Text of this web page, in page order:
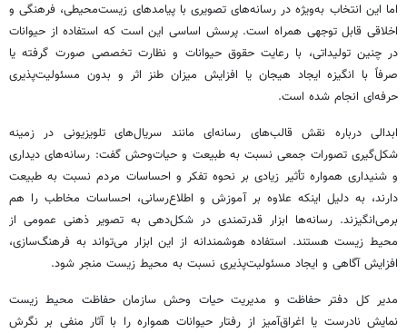
اما این انتخاب به‌ویژه در رسانه‌های تصویری با پیامدهای زیست‌محیطی، فرهنگی و
اخلاقی قابل توجهی همراه است. پرسش اساسی این است که استفاده از حیوانات
در چنین تولیداتی، با رعایت حقوق حیوانات و نظارت تخصصی صورت گرفته یا
صرفاً با انگیزه ایجاد هیجان یا افزایش میزان طنز اثر و بدون مسئولیت‌پذیری
حرفه‌ای انجام شده است.
ابدالی درباره نقش قالب‌های رسانه‌ای مانند سریال‌های تلویزیونی در زمینه
شکل‌گیری تصورات جمعی نسبت به طبیعت و حیات‌وحش گفت: رسانه‌های دیداری
و شنیداری همواره تأثیر زیادی بر نحوه تفکر و احساسات مردم نسبت به طبیعت
دارند، به دلیل اینکه علاوه بر آموزش و اطلاع‌رسانی، احساسات مخاطب را هم
برمی‌انگیزند. رسانه‌ها ابزار قدرتمندی در شکل‌دهی به تصویر ذهنی عمومی از
محیط زیست هستند. استفاده هوشمندانه از این ابزار می‌تواند به فرهنگ‌سازی،
افزایش آگاهی و ایجاد مسئولیت‌پذیری نسبت به محیط زیست منجر شود.
مدیر کل دفتر حفاظت و مدیریت حیات وحش سازمان حفاظت محیط زیست
نمایش نادرست یا اغراق‌آمیز از رفتار حیوانات همواره را با آثار منفی بر نگرش